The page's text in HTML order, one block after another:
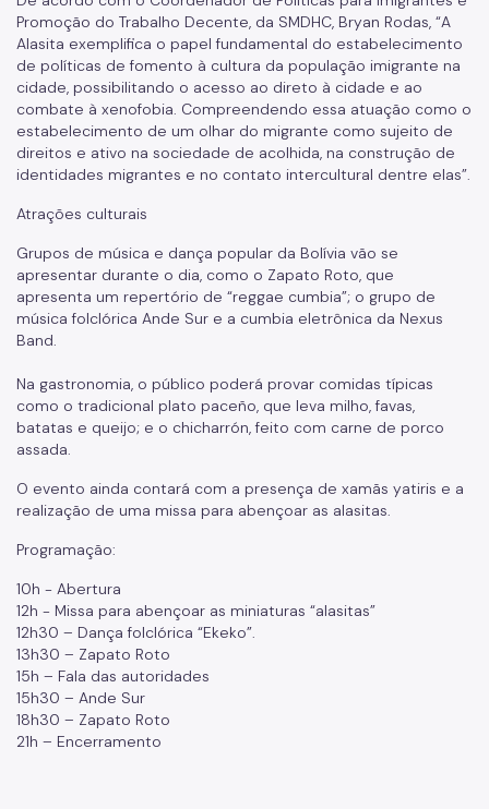
Fundo Municipal do Idoso - FMID
Fundo Municipal dos Direitos da Criança e do Adolescente
- FUMCAD
Imprensa
Assessoria de Imprensa
Sobre Direitos Humanos
Legislação
Proteção de Dados Pessoais e Privacidade
Promoção do Trabalho Decente, da SMDHC, Bryan Rodas, “A
Alasita exemplifica o papel fundamental do estabelecimento
de políticas de fomento à cultura da população imigrante na
cidade, possibilitando o acesso ao direto à cidade e ao
combate à xenofobia. Compreendendo essa atuação como o
estabelecimento de um olhar do migrante como sujeito de
direitos e ativo na sociedade de acolhida, na construção de
identidades migrantes e no contato intercultural dentre elas”.
Atrações culturais
Grupos de música e dança popular da Bolívia vão se
apresentar durante o dia, como o Zapato Roto, que
apresenta um repertório de “reggae cumbia”; o grupo de
música folclórica Ande Sur e a cumbia eletrônica da Nexus
Band.
Na gastronomia, o público poderá provar comidas típicas
como o tradicional plato paceño, que leva milho, favas,
batatas e queijo; e o chicharrón, feito com carne de porco
assada.
O evento ainda contará com a presença de xamãs yatiris e a
realização de uma missa para abençoar as alasitas.
Programação:
10h - Abertura
12h - Missa para abençoar as miniaturas “alasitas”
12h30 – Dança folclórica “Ekeko”.
13h30 – Zapato Roto
15h – Fala das autoridades
15h30 – Ande Sur
18h30 – Zapato Roto
21h – Encerramento